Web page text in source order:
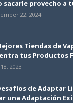
sacarle provecho a
22, 2024
Tiendas de
tus Productos
2023
de Adaptar
una Adaptación